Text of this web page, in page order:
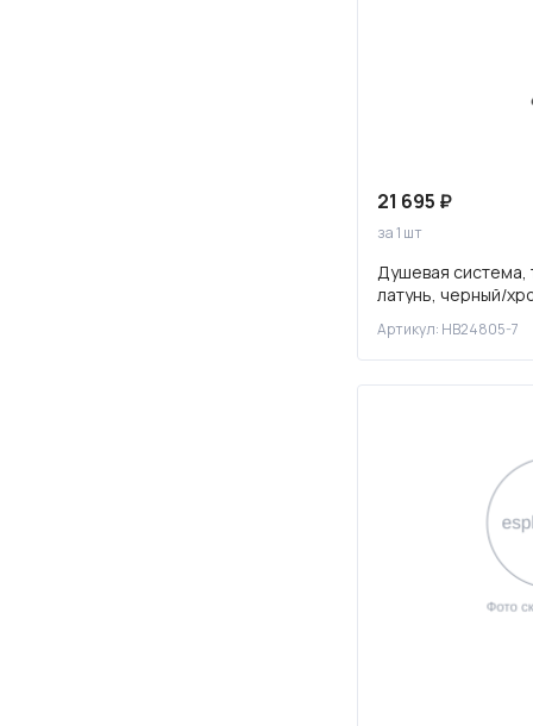
21 695 ₽
за 1 шт
Душевая система,
латунь, черный/
Артикул: HB24805-7